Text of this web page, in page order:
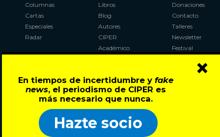
En tiempos de incertidumbre y fake
news, el periodismo de CIPER es
más necesario que nunca.
Hazte socio
×
Columnas
Cartas
Especiales
Radar
Libros
Blog
Autores
CIPER
Académico
Al Plebiscito
con CIPER
Donaciones
Contacto
Talleres
Newsletter
Festival